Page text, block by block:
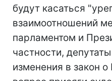
будут касаться
взаимоотношений
парламентом и
частности,
изменения в закон